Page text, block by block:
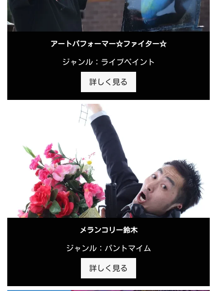
アートパフォーマー☆ファイター☆
ジャンル：ライブペイント
詳しく見る
メランコリー鈴木
ジャンル：パントマイム
詳しく見る